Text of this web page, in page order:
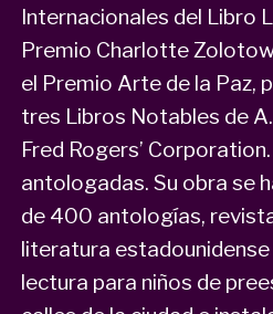
Internacionales del Libro
Premio Charlotte
el Premio Arte de la Paz,
tres Libros Notables de
Fred Rogers’
antologadas. Su obra se
de 400 antologías,
literatura estadounidense
lectura para niños de